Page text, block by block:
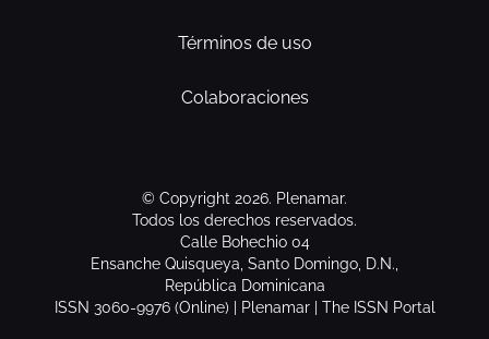
Términos de uso
Colaboraciones
© Copyright 2026. Plenamar.
Todos los derechos reservados.
Calle Bohechio 04
Ensanche Quisqueya, Santo Domingo, D.N.,
República Dominicana
ISSN 3060-9976 (Online) | Plenamar | The ISSN Portal